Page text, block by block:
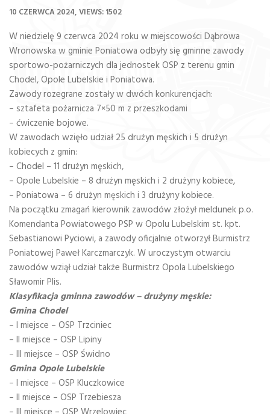
10 CZERWCA 2024 VIEWS: 1502
W niedzielę 9 czerwca 2024 roku w miejscowości Dąbrowa
Wronowska w gminie Poniatowa odbyły się gminne zawody
sportowo-pożarniczych dla jednostek OSP z terenu gmin
Chodel, Opole Lubelskie i Poniatowa.
Zawody rozegrane zostały w dwóch konkurencjach:
– sztafeta pożarnicza 7×50 m z przeszkodami
– ćwiczenie bojowe.
W zawodach wzięło udział 25 drużyn męskich i 5 drużyn
kobiecych z gmin:
– Chodel – 11 drużyn męskich,
– Opole Lubelskie – 8 drużyn męskich i 2 drużyny kobiece,
– Poniatowa – 6 drużyn męskich i 3 drużyny kobiece.
Na początku zmagań kierownik zawodów złożył meldunek p.o.
Komendanta Powiatowego PSP w Opolu Lubelskim st. kpt.
Sebastianowi Pyciowi, a zawody oficjalnie otworzył Burmistrz
Poniatowej Paweł Karczmarczyk. W uroczystym otwarciu
zawodów wziął udział także Burmistrz Opola Lubelskiego
Sławomir Plis.
Klasyfikacja gminna zawodów – drużyny męskie:
Gmina Chodel
– I miejsce – OSP Trzciniec
– II miejsce – OSP Lipiny
– III miejsce – OSP Świdno
Gmina Opole Lubelskie
– I miejsce – OSP Kluczkowice
– II miejsce – OSP Trzebiesza